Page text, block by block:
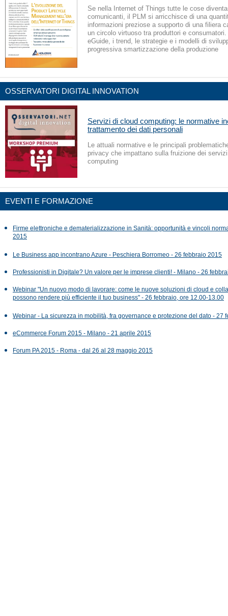
Se nella Internet of Things tutte le cose
comunicanti, il PLM si arricchisce di una
informazioni preziose a supporto di una filiera
un circolo virtuoso tra produttori e
eGuide, i trend, le strategie e i modelli di
progressiva smartizzazione della produzione
OSSERVATORI DIGITAL INNOVATION
Servizi di cloud computing: le normative
trattamento dei dati personali
Le attuali normative e le principali
privacy che impattano sulla fruizione dei
computing
EVENTI E FORMAZIONE
Firme elettroniche e dematerializzazione in Sanità: opportunità e vincoli
2015
Le Business app incontrano Azure - Peschiera Borromeo - 26 febbraio 2015
Professionisti in Digitale? Un valore per le imprese clienti! - Milano - 26
Webinar "Un nuovo modo di lavorare: come le nuove soluzioni di cloud e
possono rendere più efficiente il tuo business" - 26 febbraio, ore 12.00-13.00
Webinar - La sicurezza in mobilità, fra governance e protezione del dato - 27
eCommerce Forum 2015 - Milano - 21 aprile 2015
Forum PA 2015 - Roma - dal 26 al 28 maggio 2015